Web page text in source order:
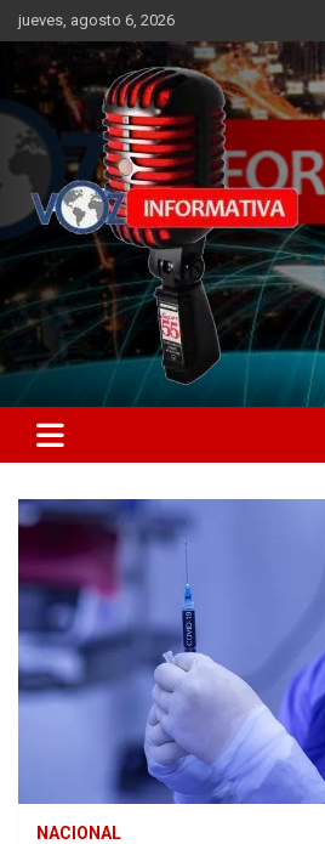
Skip
to
content
jueves, agosto 6, 2026
ncstv.info
Libertad informativa
NACIONAL